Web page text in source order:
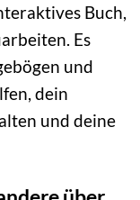
Buch,
Es
und
dein
und deine